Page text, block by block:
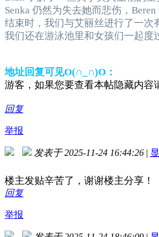
Senka 仍然为失去她而悲伤，
结束时，我们与艾丽丝进行了一次
我们还在游泳池里和女孩们一起
地址回复可见O(∩_∩)O：
游客，如果您要查看本帖隐藏内容
回复
举报
发表于 2025-11-24 16:44:26 |
楼主发贴辛苦了，谢谢楼主分享！
回复
举报